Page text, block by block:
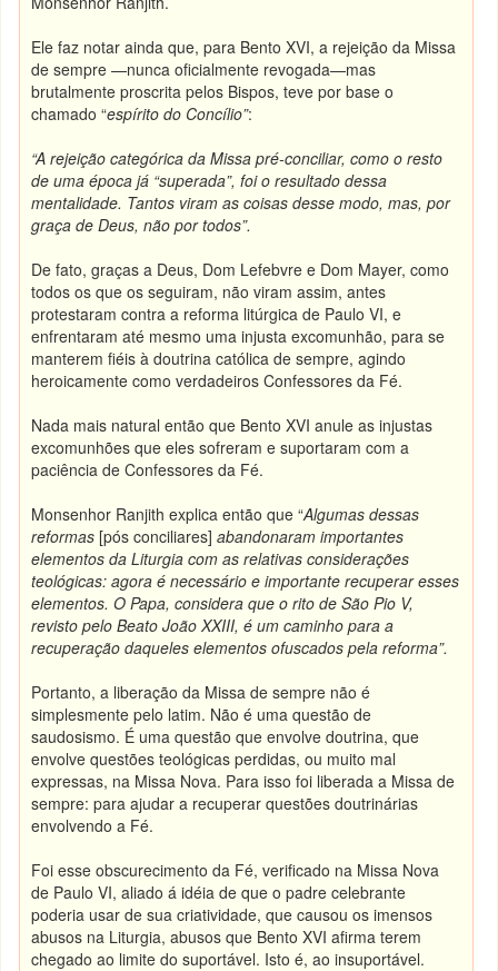
Ele faz notar ainda que, para Bento XVI, a rejeição da Missa
de sempre —nunca oficialmente revogada—mas
brutalmente proscrita pelos Bispos, teve por base o
chamado “espírito do Concílio”:
“A rejeição categórica da Missa pré-conciliar, como o resto
de uma época já “superada”, foi o resultado dessa
mentalidade. Tantos viram as coisas desse modo, mas, por
graça de Deus, não por todos”.
De fato, graças a Deus, Dom Lefebvre e Dom Mayer, como
todos os que os seguiram, não viram assim, antes
protestaram contra a reforma litúrgica de Paulo VI, e
enfrentaram até mesmo uma injusta excomunhão, para se
manterem fiéis à doutrina católica de sempre, agindo
heroicamente como verdadeiros Confessores da Fé.
Nada mais natural então que Bento XVI anule as injustas
excomunhões que eles sofreram e suportaram com a
paciência de Confessores da Fé.
Monsenhor Ranjith explica então que “Algumas dessas
reformas [pós conciliares] abandonaram importantes
elementos da Liturgia com as relativas considerações
teológicas: agora é necessário e importante recuperar esses
elementos. O Papa, considera que o rito de São Pio V,
revisto pelo Beato João XXIII, é um caminho para a
recuperação daqueles elementos ofuscados pela reforma”.
Portanto, a liberação da Missa de sempre não é
simplesmente pelo latim. Não é uma questão de
saudosismo. É uma questão que envolve doutrina, que
envolve questões teológicas perdidas, ou muito mal
expressas, na Missa Nova. Para isso foi liberada a Missa de
sempre: para ajudar a recuperar questões doutrinárias
envolvendo a Fé.
Foi esse obscurecimento da Fé, verificado na Missa Nova
de Paulo VI, aliado á idéia de que o padre celebrante
poderia usar de sua criatividade, que causou os imensos
abusos na Liturgia, abusos que Bento XVI afirma terem
chegado ao limite do suportável. Isto é, ao insuportável.